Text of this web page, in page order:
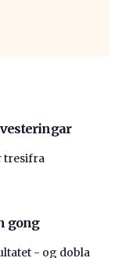
tresifra
gong
- og dobla